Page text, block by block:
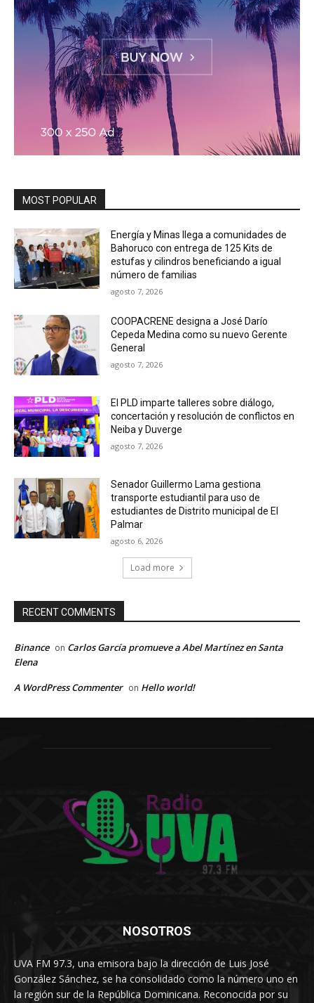
MOST POPULAR
Energía y Minas llega a comunidades de
Bahoruco con entrega de 125 Kits de
estufas y cilindros beneficiando a igual
número de familias
agosto 7, 2026
COOPACRENE designa a José Darío
Cepeda Medina como su nuevo Gerente
General
agosto 7, 2026
El PLD imparte talleres sobre diálogo,
concertación y resolución de conflictos en
Neiba y Duverge
agosto 7, 2026
Senador Guillermo Lama gestiona
transporte estudiantil para uso de
estudiantes de Distrito municipal de El
Palmar
agosto 6, 2026
Load more
RECENT COMMENTS
Binance on Carlos García promueve a Abel Martínez en Santa
Elena
A WordPress Commenter on Hello world!
NOSOTROS
UVA FM 97.3, una emisora bajo la dirección de Luis José
González Sánchez, se ha consolidado como la número uno en
la región sur de la República Dominicana. Reconocida por su